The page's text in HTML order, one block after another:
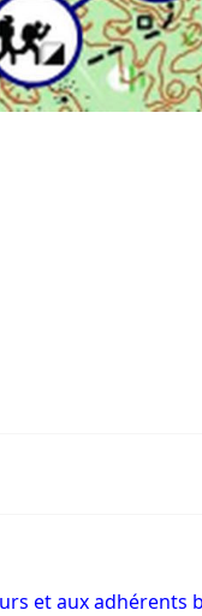
et aux adhérents